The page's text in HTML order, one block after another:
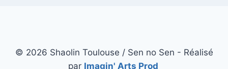
© 2026 Shaolin Toulouse / Sen no Sen - Réalisé
par Imagin' Arts Prod